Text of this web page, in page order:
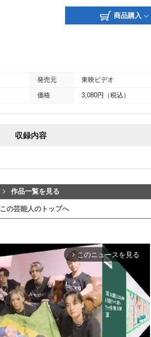
商品購入
発売元 東映ビデオ
価格 3,080円（税込）
収録内容
作品一覧を見る
この芸能人のトップへ
arrow_forward_ios このニュースを見る